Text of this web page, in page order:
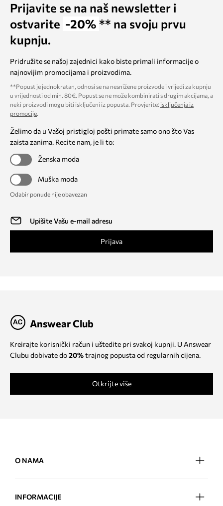
Prijavite se na naš newsletter i
ostvarite -20% ** na svoju prvu
kupnju.
Pridružite se našoj zajednici kako biste primali informacije o
najnovijim promocijama i proizvodima.
**Popust je jednokratan, odnosi se na nesnižene proizvode i vrijedi za kupnju
u vrijednosti od min. 80€. Popust se ne može kombinirati s drugim akcijama, a
neki proizvodi mogu biti isključeni iz popusta. Provjerite: isključenja iz
promocije.
Želimo da u Vašoj pristigloj pošti primate samo ono što Vas
zaista zanima. Recite nam, je li to:
Ženska moda
Muška moda
Odabir ponude nije obavezan
Prijava
Answear Club
Kreirajte korisnički račun i uštedite pri svakoj kupnji. U Answear
Clubu dobivate do20%trajnog popusta od regularnih cijena.
Otkrijte više
O NAMA
INFORMACIJE